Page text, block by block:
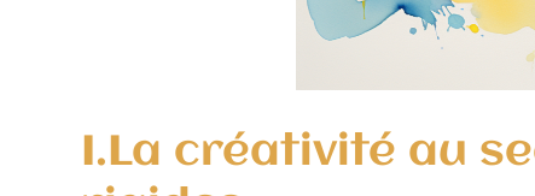
I.La créativité au